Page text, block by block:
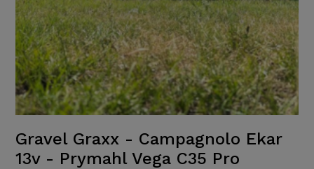
Gravel Graxx - Campagnolo Ekar
13v - Prymahl Vega C35 Pro